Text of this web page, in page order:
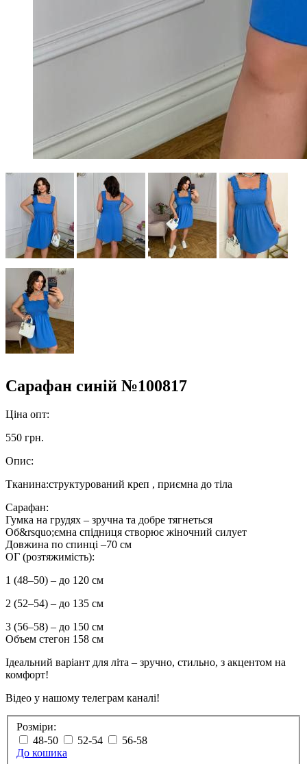
Сарафан синій №100817
Ціна опт:
550 грн.
Опис:
Тканина:структурований креп , приємна до тіла
Сарафан:
Гумка на грудях – зручна та добре тягнеться
Об&rsquo;ємна спідниця створює жіночний силует
Довжина по спинці –70 см
ОГ (розтяжимість):
1 (48–50) – до 120 см
2 (52–54) – до 135 см
3 (56–58) – до 150 см
Объем стегон 158 см
Ідеальний варіант для літа – зручно, стильно, з акцентом на
комфорт!
Відео у нашому телеграм каналі!
Розміри:
48-50
52-54
56-58
До кошика